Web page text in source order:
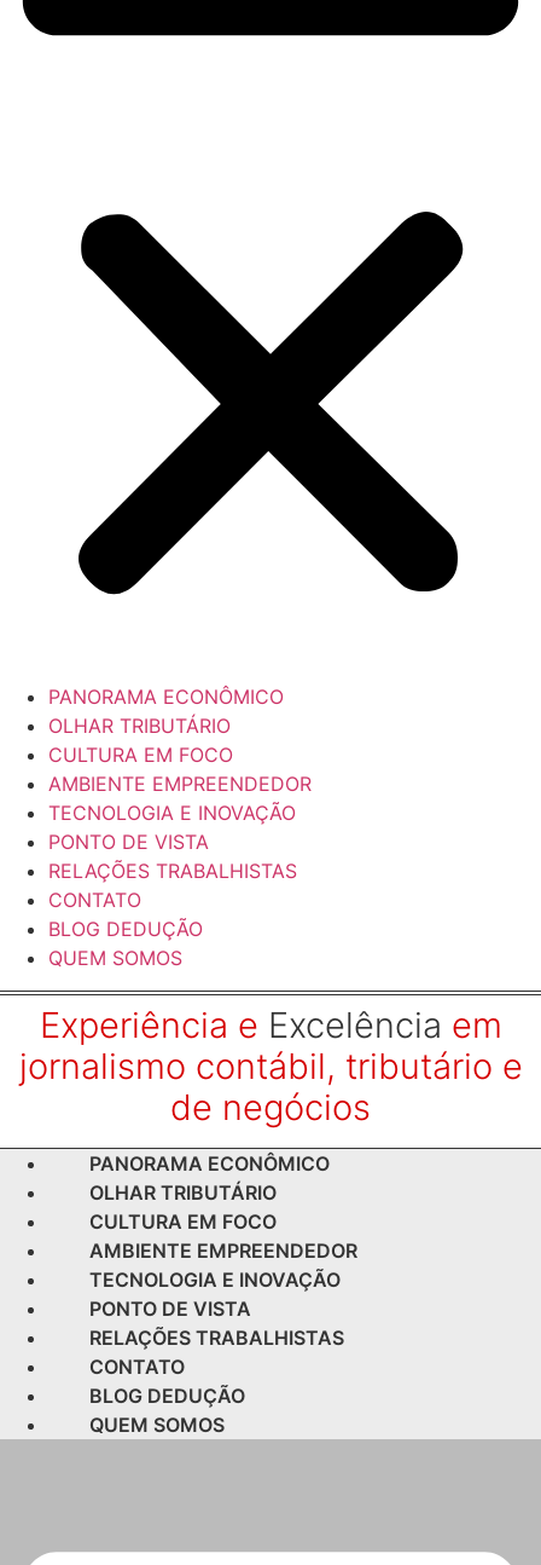
PANORAMA ECONÔMICO
OLHAR TRIBUTÁRIO
CULTURA EM FOCO
AMBIENTE EMPREENDEDOR
TECNOLOGIA E INOVAÇÃO
PONTO DE VISTA
RELAÇÕES TRABALHISTAS
CONTATO
BLOG DEDUÇÃO
QUEM SOMOS
Experiência e Excelência em
jornalismo contábil, tributário e
de negócios
PANORAMA ECONÔMICO
OLHAR TRIBUTÁRIO
CULTURA EM FOCO
AMBIENTE EMPREENDEDOR
TECNOLOGIA E INOVAÇÃO
PONTO DE VISTA
RELAÇÕES TRABALHISTAS
CONTATO
BLOG DEDUÇÃO
QUEM SOMOS